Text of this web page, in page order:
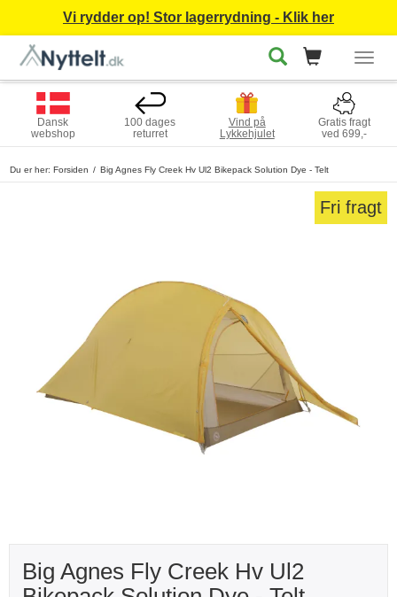
Vi rydder op! Stor lagerrydning - Klik her
Dansk
webshop
100 dages
returret
Vind på
Lykkehjulet
Gratis fragt
ved 699,-
Du er her: Forsiden Big Agnes Fly Creek Hv Ul2 Bikepack Solution Dye - Telt
Fri fragt
Big Agnes Fly Creek Hv Ul2